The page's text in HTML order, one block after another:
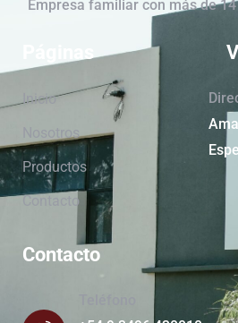
Empresa familiar con más de
Páginas
Inicio
Nosotros
Productos
Contacto
Contacto